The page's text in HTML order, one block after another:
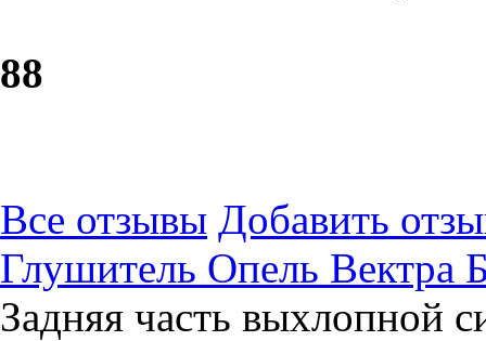
88
Все отзывы Добавить
Глушитель Опель Вектра
Задняя часть выхлопной